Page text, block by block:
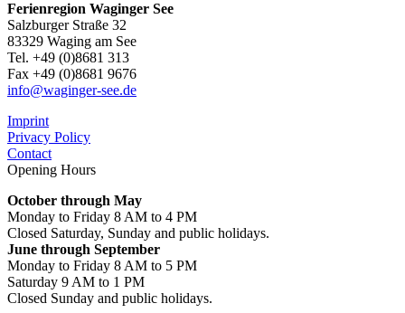
Ferienregion Waginger See
Salzburger Straße 32
83329 Waging am See
Tel. +49 (0)8681 313
Fax +49 (0)8681 9676
info@waginger-see.de
Imprint
Privacy Policy
Contact
Opening Hours
October through May
Monday to Friday 8 AM to 4 PM
Closed Saturday, Sunday and public holidays.
June through September
Monday to Friday 8 AM to 5 PM
Saturday 9 AM to 1 PM
Closed Sunday and public holidays.